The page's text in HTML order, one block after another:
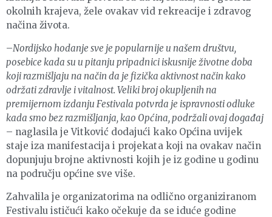
okolnih krajeva, žele ovakav vid rekreacije i zdravog
načina života.
–Nordijsko hodanje sve je popularnije u našem društvu,
posebice kada su u pitanju pripadnici iskusnije životne doba
koji razmišljaju na način da je fizička aktivnost način kako
održati zdravlje i vitalnost. Veliki broj okupljenih na
premijernom izdanju Festivala potvrda je ispravnosti odluke
kada smo bez razmišljanja, kao Općina, podržali ovaj događaj
– naglasila je Vitković dodajući kako Općina uvijek
staje iza manifestacija i projekata koji na ovakav način
dopunjuju brojne aktivnosti kojih je iz godine u godinu
na području općine sve više.
Zahvalila je organizatorima na odlično organiziranom
Festivalu ističući kako očekuje da se iduće godine